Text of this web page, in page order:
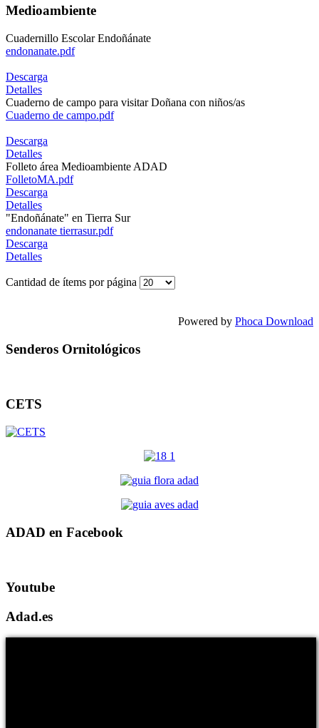
Medioambiente
Cuadernillo Escolar Endoñánate
endonanate.pdf
Descarga
Detalles
Cuaderno de campo para visitar Doñana con niños/as
Cuaderno de campo.pdf
Descarga
Detalles
Folleto área Medioambiente ADAD
FolletoMA.pdf
Descarga
Detalles
"Endoñánate" en Tierra Sur
endonanate tierrasur.pdf
Descarga
Detalles
Cantidad de ítems por página
Powered by Phoca Download
Senderos Ornitológicos
CETS
ADAD en Facebook
Youtube
Adad.es